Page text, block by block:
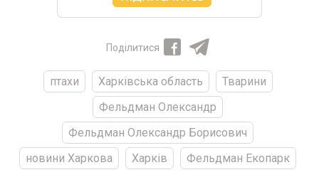
Поділитися
птахи Харківська область
Тварини
Фельдман Олександр
Фельдман Олександр Борисович
новини Харкова
Харків Фельдман Екопарк